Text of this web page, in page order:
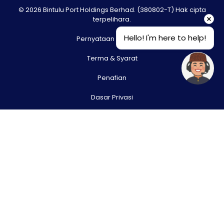
© 2026 Bintulu Port Holdings Berhad. (380802-T) Hak cipta
terpelihara.
Pernyataan Hak Cipta
Terma & Syarat
Penafian
Dasar Privasi
Hello! I'm here to help!